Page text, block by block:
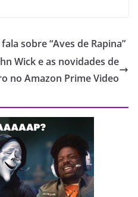
sobre “Aves de Rapina”
Wick e as novidades de
no Amazon Prime Video